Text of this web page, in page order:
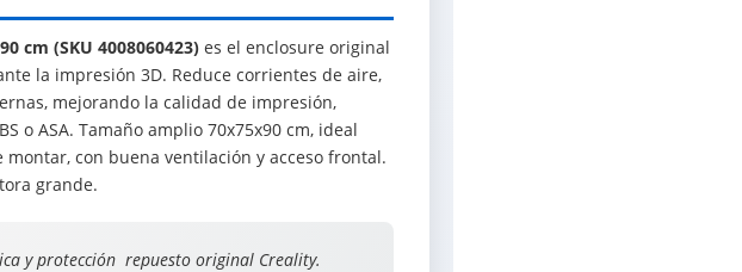
cm (SKU 4008060423) es el enclosure original
la impresión 3D. Reduce corrientes de aire,
mejorando la calidad de impresión,
o ASA. Tamaño amplio 70x75x90 cm, ideal
con buena ventilación y acceso frontal.
grande.
y protección  repuesto original Creality.